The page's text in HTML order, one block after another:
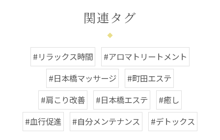
関連タグ
#リラックス時間
#アロマトリートメント
#日本橋マッサージ
#町田エステ
#肩こり改善
#日本橋エステ
#癒し
#血行促進
#自分メンテナンス #デトックス